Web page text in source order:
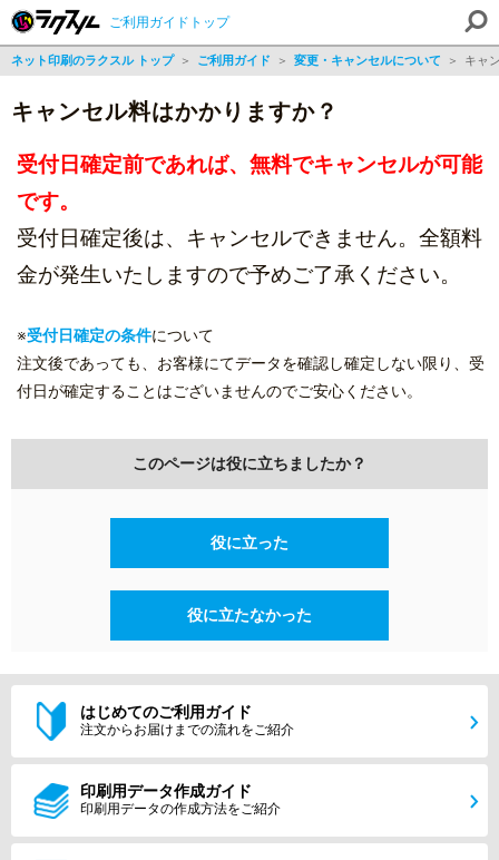
ご利用ガイドトップ
ネット印刷のラクスル トップ ＞ ご利用ガイド ＞ 変更・キャンセルについて ＞ キャ
キャンセル料はかかりますか？
受付日確定前であれば、無料でキャンセルが可能
です。
受付日確定後は、キャンセルできません。全額料
金が発生いたしますので予めご了承ください。
※受付日確定の条件について
注文後であっても、お客様にてデータを確認し確定しない限り、受
付日が確定することはございませんのでご安心ください。
このページは役に立ちましたか？
役に立った
役に立たなかった
はじめてのご利用ガイド
注文からお届けまでの流れをご紹介
印刷用データ作成ガイド
印刷用データの作成方法をご紹介